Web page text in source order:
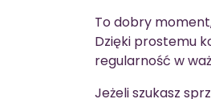
To dobry
Dzięki prostemu
regularność w
Jeżeli szukasz